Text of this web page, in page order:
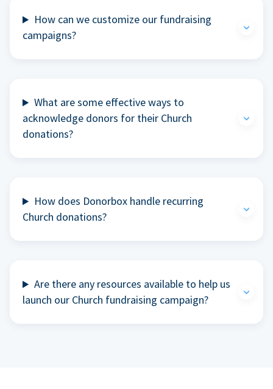
How can we customize our fundraising
campaigns?
What are some effective ways to
acknowledge donors for their Church
donations?
How does Donorbox handle recurring
Church donations?
Are there any resources available to help us
launch our Church fundraising campaign?